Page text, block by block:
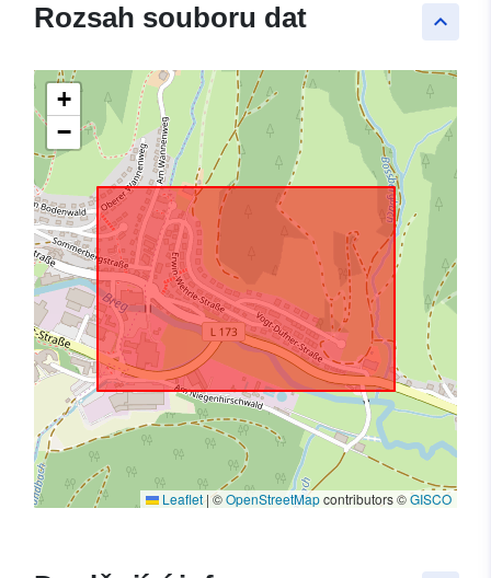
keyboard_arrow_up
Rozsah souboru dat
+
−
Leaflet |©OpenStreetMapcontributors ©GISCO